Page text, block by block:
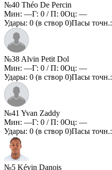
№40 Théo De Percin
Мин: —Г: 0 / П: 0Оц: —
Удары: 0 (в створ 0)Пасы точн.:
№38 Alvin Petit Dol
Мин: —Г: 0 / П: 0Оц: —
Удары: 0 (в створ 0)Пасы точн.:
№41 Yvan Zaddy
Мин: —Г: 0 / П: 0Оц: —
Удары: 0 (в створ 0)Пасы точн.:
№5 Kévin Danois